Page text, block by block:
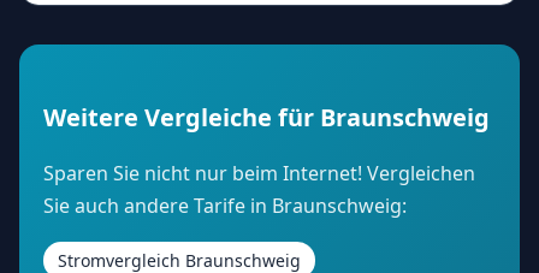
Weitere Vergleiche für Braunschweig
Sparen Sie nicht nur beim Internet! Vergleichen
Sie auch andere Tarife in Braunschweig:
Stromvergleich Braunschweig